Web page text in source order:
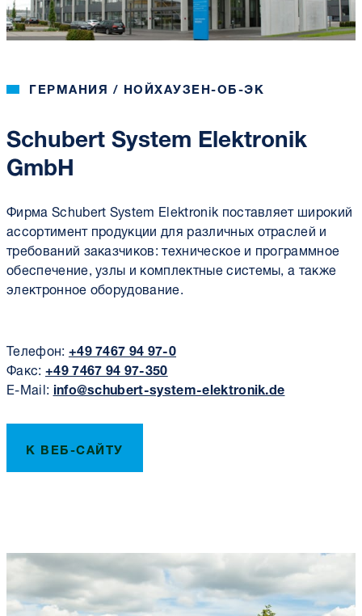
ГЕРМАНИЯ / НОЙХАУЗЕН-ОБ-ЭК
Schubert System Elektronik
GmbH
Фирма Schubert System Elektronik поставляет широкий
ассортимент продукции для различных отраслей и
требований заказчиков: техническое и программное
обеспечение, узлы и комплектные системы, а также
электронное оборудование.
Телефон:+49 7467 94 97-0
Факс:+49 7467 94 97-350
E-Mail: info@schubert-system-elektronik.de
К ВЕБ-САЙТУ